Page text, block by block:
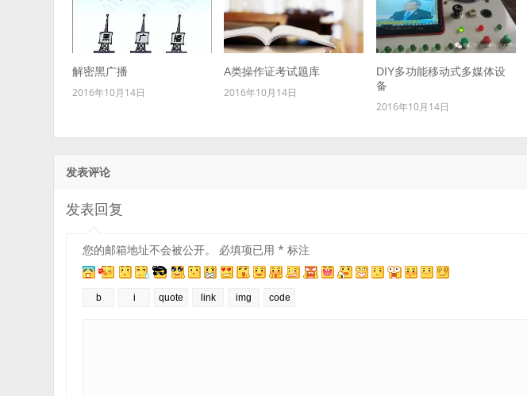
解密黑广播
2016年10月14日
A类操作证考试题库
2016年10月14日
DIY多功能移动式多媒体设
备
2016年10月14日
发表评论
发表回复
您的邮箱地址不会被公开。 必填项已用* 标注